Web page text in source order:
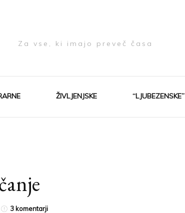
Za vse, ki imajo preveč časa
ŽIVLJENJSKE “LJUBEZENSKE”
3 komentarjina